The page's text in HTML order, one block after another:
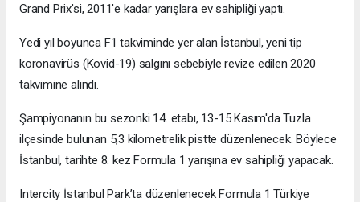
Grand Prix'si, 2011'e kadar yarışlara ev sahipliği yaptı.
Yedi yıl boyunca F1 takviminde yer alan İstanbul, yeni tip
koronavirüs (Kovid-19) salgını sebebiyle revize edilen 2020
takvimine alındı.
Şampiyonanın bu sezonki 14. etabı, 13-15 Kasım'da Tuzla
ilçesinde bulunan 5,3 kilometrelik pistte düzenlenecek. Böylece
İstanbul, tarihte 8. kez Formula 1 yarışına ev sahipliği yapacak.
Intercity İstanbul Park’ta düzenlenecek Formula 1 Türkiye